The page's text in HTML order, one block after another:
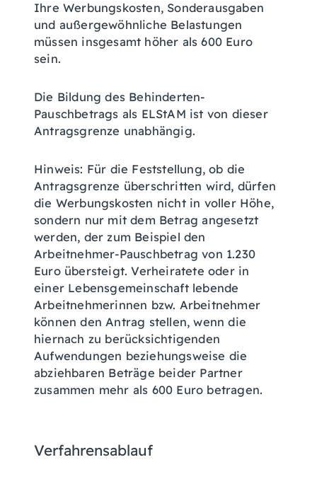
Ihre Werbungskosten, Sonderausgaben
und außergewöhnliche Belastungen
müssen insgesamt höher als 600 Euro
sein.
Die Bildung des Behinderten-
Pauschbetrags als ELStAM ist von dieser
Antragsgrenze unabhängig.
Hinweis: Für die Feststellung, ob die
Antragsgrenze überschritten wird, dürfen
die Werbungskosten nicht in voller Höhe,
sondern nur mit dem Betrag angesetzt
werden, der zum Beispiel den
Arbeitnehmer-Pauschbetrag von 1.230
Euro übersteigt. Verheiratete oder in
einer Lebensgemeinschaft lebende
Arbeitnehmerinnen bzw. Arbeitnehmer
können den Antrag stellen, wenn die
hiernach zu berücksichtigenden
Aufwendungen beziehungsweise die
abziehbaren Beträge beider Partner
zusammen mehr als 600 Euro betragen.
Verfahrensablauf